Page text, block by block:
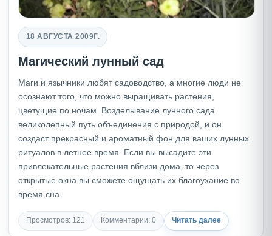
18 АВГУСТА 2009Г.
Магический лунный сад
Маги и язычники любят садоводство, а многие люди не
осознают того, что можно выращивать растения,
цветущие по ночам. Возделывание лунного сада
великолепный путь объединения с природой, и он
создаст прекрасный и ароматный фон для ваших лунных
ритуалов в летнее время. Если вы высадите эти
привлекательные растения вблизи дома, то через
открытые окна вы сможете ощущать их благоухание во
время сна.
Просмотров: 121 Комментарии: 0 Читать далее